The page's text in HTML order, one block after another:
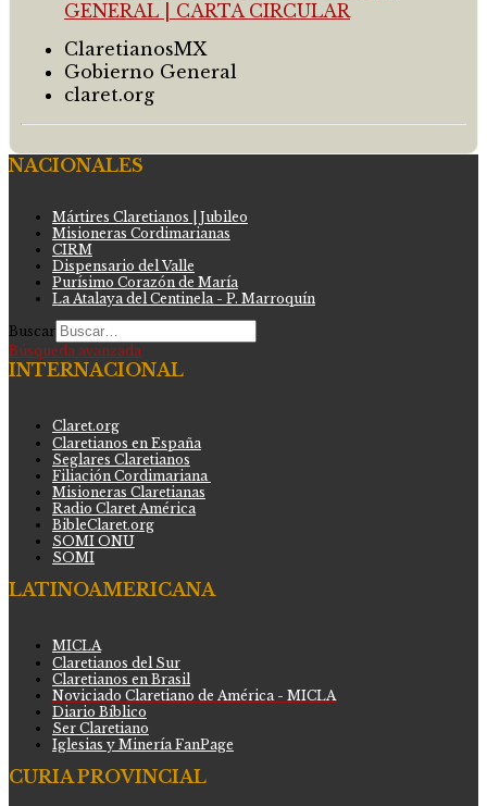
ClaretianosMX
Gobierno General
claret.org
NACIONALES
Mártires Claretianos | Jubileo
Misioneras Cordimarianas
CIRM
Dispensario del Valle
Purísimo Corazón de María
La Atalaya del Centinela - P. Marroquín
Buscar
Búsqueda avanzada
INTERNACIONAL
Claret.org
Claretianos en España
Seglares Claretianos
Filiación Cordimariana
Misioneras Claretianas
Radio Claret América
BibleClaret.org
SOMI ONU
SOMI
LATINOAMERICANA
MICLA
Claretianos del Sur
Claretianos en Brasil
Noviciado Claretiano de América - MICLA
Diario Bíblico
Ser Claretiano
Iglesias y Minería FanPage
CURIA PROVINCIAL